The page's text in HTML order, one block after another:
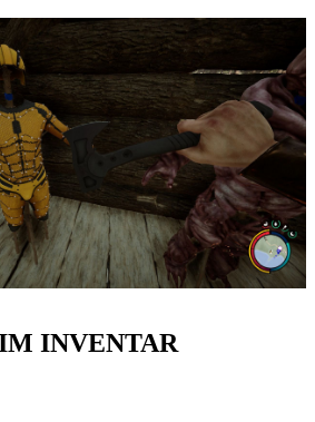
INVENTAR